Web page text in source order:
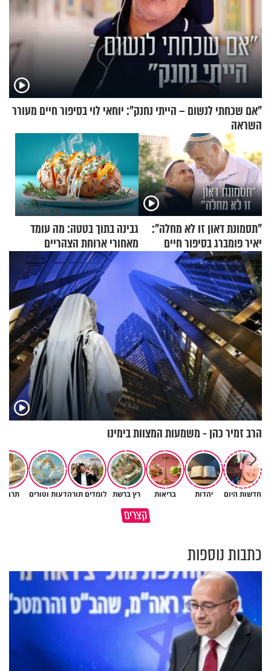
"אם שכחתי לנשום – הייתי נחנק": יוחאי לוי בסיפור חיים מעורר
השראה
"תסמונת דאון זו לא מחלה":
יאיר פומברג בסיפור חיים
מעורר השראה
גבינה בתוך בטטה: מה עומד
מאחורי ארוחת הצהריים
שכבשה את הרשת?
הרב זמיר כהן - משמעות המצוות בימינו
חדשות היום יהדות בריאות רץ ברשת לומדים תורהדעות וטורים
קצרים
האם אפשר להפוך קללה
כתבות נוספות